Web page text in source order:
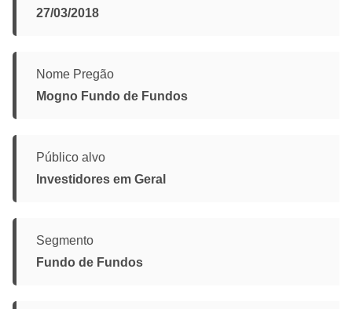
27/03/2018
Nome Pregão
Mogno Fundo de Fundos
Público alvo
Investidores em Geral
Segmento
Fundo de Fundos